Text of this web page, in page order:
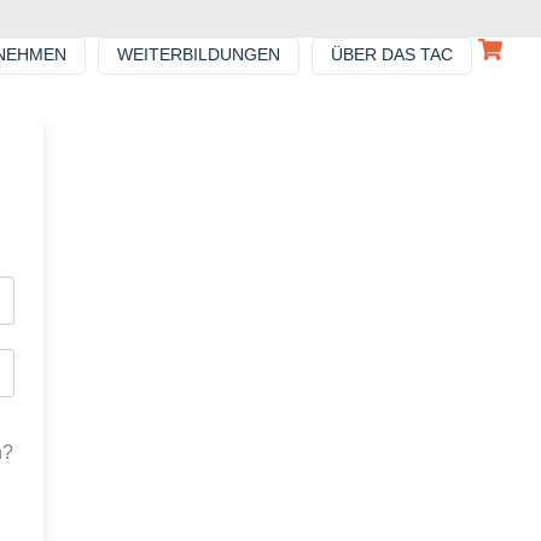
WEITERBILDUNGEN ÜBER DAS TAC